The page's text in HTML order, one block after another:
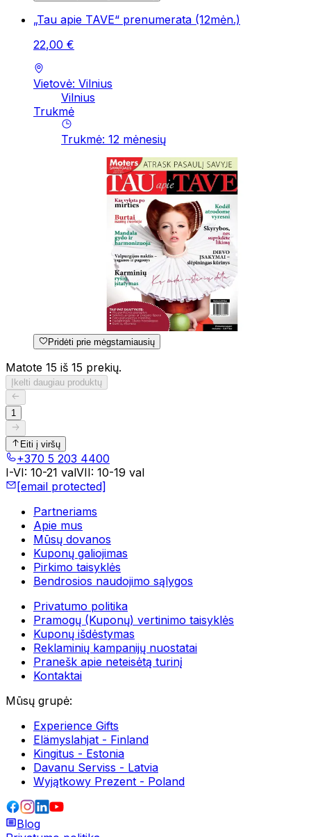
„Tau apie TAVE“ prenumerata (12mėn.)
22,00 €
Vietovė: Vilnius
Vilnius
Trukmė
Trukmė: 12 mėnesių
Pridėti prie mėgstamiausių
Matote 15 iš 15 prekių.
Įkelti daugiau produktų
1
Eiti į viršų
+370 5 203 4400
I-VI: 10-21 valVII: 10-19 val
[email protected]
Partneriams
Apie mus
Mūsų dovanos
Kuponų galiojimas
Pirkimo taisyklės
Bendrosios naudojimo sąlygos
Privatumo politika
Pramogų (Kuponų) vertinimo taisyklės
Kuponų išdėstymas
Reklaminių kampanijų nuostatai
Pranešk apie neteisėtą turinį
Kontaktai
Mūsų grupė:
Experience Gifts
Elämyslahjat - Finland
Kingitus - Estonia
Davanu Serviss - Latvia
Wyjątkowy Prezent - Poland
Blog